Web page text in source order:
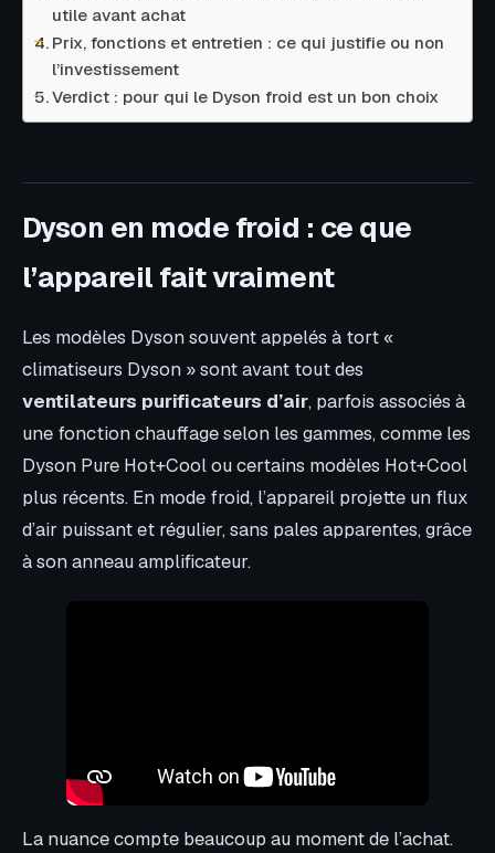
utile avant achat
Prix, fonctions et entretien : ce qui justifie ou non
l’investissement
Verdict : pour qui le Dyson froid est un bon choix
Dyson en mode froid : ce que
l’appareil fait vraiment
Les modèles Dyson souvent appelés à tort «
climatiseurs Dyson » sont avant tout des
ventilateurs purificateurs d’air, parfois associés à
une fonction chauffage selon les gammes, comme les
Dyson Pure Hot+Cool ou certains modèles Hot+Cool
plus récents. En mode froid, l’appareil projette un flux
d’air puissant et régulier, sans pales apparentes, grâce
à son anneau amplificateur.
La nuance compte beaucoup au moment de l’achat.